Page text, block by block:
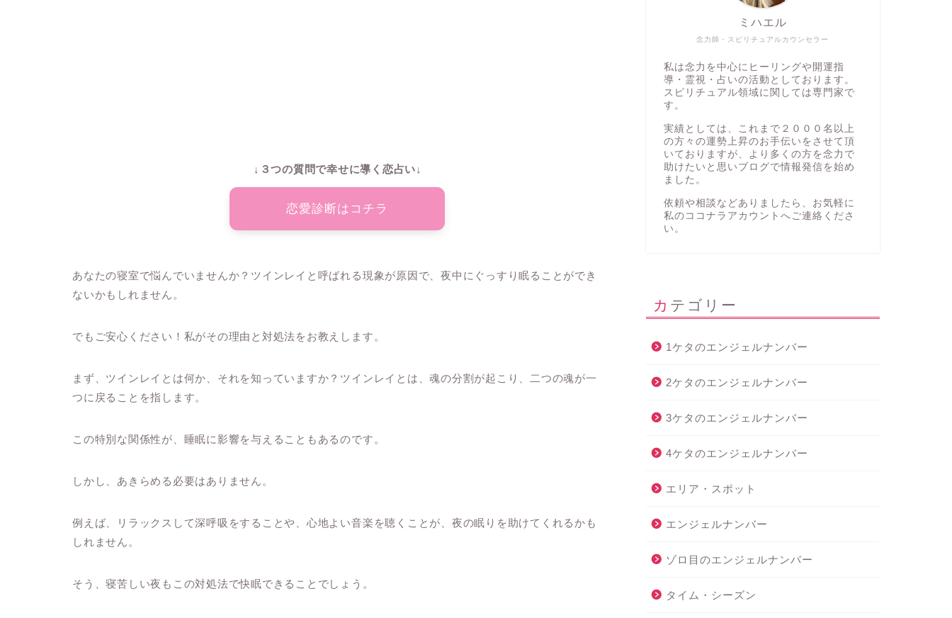
↓３つの質問で幸せに導く恋占い↓
恋愛診断はコチラ
あなたの寝室で悩んでいませんか？ツインレイと呼ばれる現象が原因で、夜中にぐっすり眠ることができ
ないかもしれません。
でもご安心ください！私がその理由と対処法をお教えします。
まず、ツインレイとは何か、それを知っていますか？ツインレイとは、魂の分割が起こり、二つの魂が一
つに戻ることを指します。
この特別な関係性が、睡眠に影響を与えることもあるのです。
しかし、あきらめる必要はありません。
例えば、リラックスして深呼吸をすることや、心地よい音楽を聴くことが、夜の眠りを助けてくれるかも
しれません。
そう、寝苦しい夜もこの対処法で快眠できることでしょう。
念力師・スピリチュアルカウンセラー
ミハエル
私は念力を中心にヒーリングや開運指
導・霊視・占いの活動としております。
スピリチュアル領域に関しては専門家で
す。
実績としては、これまで２０００名以上
の方々の運勢上昇のお手伝いをさせて頂
いておりますが、より多くの方を念力で
助けたいと思いブログで情報発信を始め
ました。
依頼や相談などありましたら、お気軽に
私の ココナラアカウント へご連絡くださ
い。
カテゴリー
1ケタのエンジェルナンバー
2ケタのエンジェルナンバー
3ケタのエンジェルナンバー
4ケタのエンジェルナンバー
エリア・スポット
エンジェルナンバー
ゾロ目のエンジェルナンバー
タイム・シーズン